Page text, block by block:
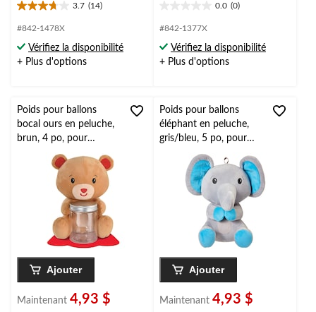
3.7 (14)
3.7
étoile(s)
5.
14
#842-1478X
Vérifiez la disponibilité
+ Plus d'options
0.0 (0)
étoile(s)
5.
#842-1377X
Vérifiez la disponibilité
+ Plus d'options
Poids pour ballons
bocal ours en peluche,
brun, 4 po, pour
anniversaire/remise de
diplôme/Saint-Valentin
Ajouter
Maintenant 4,93 $
Poids pour ballons
éléphant en peluche,
gris/bleu, 5 po, pour
fête d'anniversaire/fête
prénatale
Ajouter
Maintenant 4,93 $